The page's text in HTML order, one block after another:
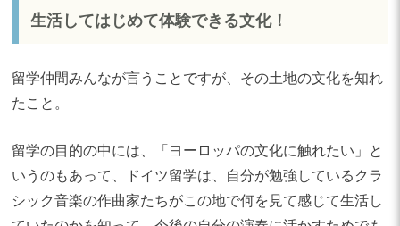
生活してはじめて体験できる文化！
留学仲間みんなが言うことですが、その土地の文化を知れ
たこと。
留学の目的の中には、「ヨーロッパの文化に触れたい」と
いうのもあって、ドイツ留学は、自分が勉強しているクラ
シック音楽の作曲家たちがこの地で何を見て感じて生活し